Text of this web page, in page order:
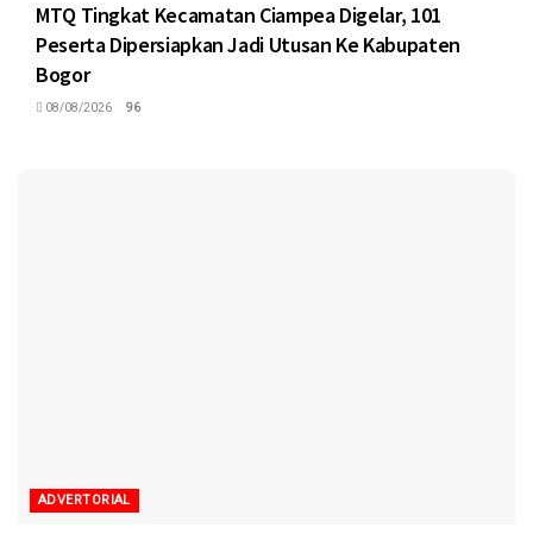
MTQ Tingkat Kecamatan Ciampea Digelar, 101
Peserta Dipersiapkan Jadi Utusan Ke Kabupaten
Bogor
08/08/2026 96
ADVERTORIAL